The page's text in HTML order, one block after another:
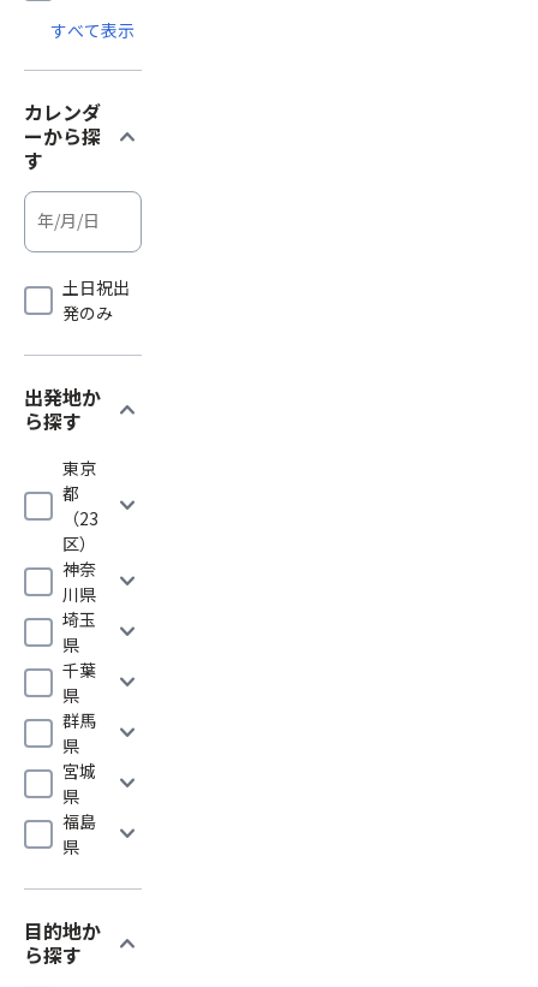
すべて表示
カレンダ
ーから探
す
expand_more
土日祝出
発のみ
出発地か
ら探す
expand_more
東京
都
（23
区）
expand_more
神奈
川県
expand_more
埼玉
県
expand_more
千葉
県
expand_more
群馬
県
expand_more
宮城
県
expand_more
福島
県
expand_more
目的地か
ら探す
expand_more